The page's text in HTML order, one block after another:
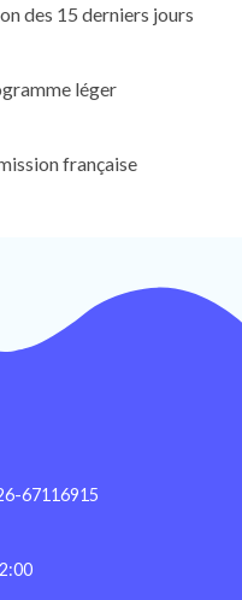
des 15 derniers jours
léger
française
67116915